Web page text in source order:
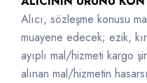
Alıcı, sözleşme konusu
muayene edecek; ezik,
ayıplı mal/hizmeti kargo
alınan mal/hizmetin